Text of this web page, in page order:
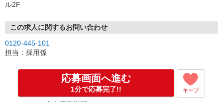
ル2F
この求人に関するお問い合わせ
0120-445-101
担当：採用係
応募画面へ進む
1分で応募完了!! キープ